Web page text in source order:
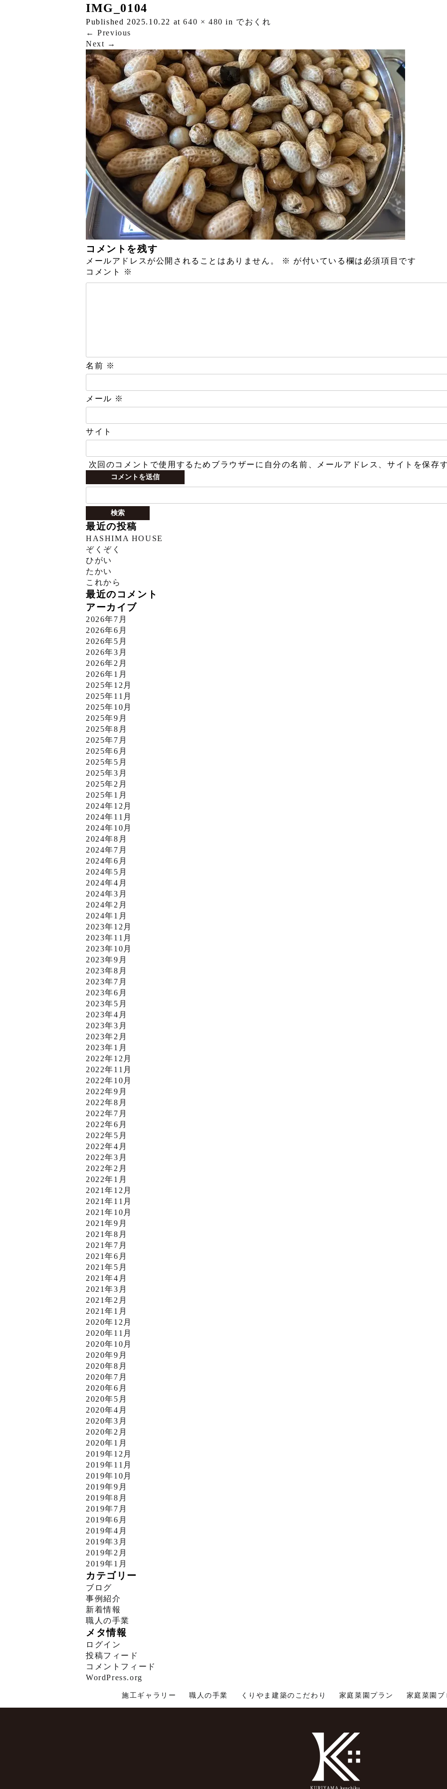
IMG_0104
Published 2025.10.22 at640 × 480 in でおくれ
← Previous
Next →
コメントを残す
メールアドレスが公開されることはありません。 ※ が付いている欄は必須項目です
コメント
※
名前 ※
メール ※
サイト
次回のコメントで使用するためブラウザーに自分の名前、メールアドレス、サイトを保存
検
最近の投稿
HASHIMA HOUSE
ぞくぞく
ひがい
たかい
これから
最近のコメント
アーカイブ
2026年7月
2026年6月
2026年5月
2026年3月
2026年2月
2026年1月
2025年12月
2025年11月
2025年10月
2025年9月
2025年8月
2025年7月
2025年6月
2025年5月
2025年3月
2025年2月
2025年1月
2024年12月
2024年11月
2024年10月
2024年8月
2024年7月
2024年6月
2024年5月
2024年4月
2024年3月
2024年2月
2024年1月
2023年12月
2023年11月
2023年10月
2023年9月
2023年8月
2023年7月
2023年6月
2023年5月
2023年4月
2023年3月
2023年2月
2023年1月
2022年12月
2022年11月
2022年10月
2022年9月
2022年8月
2022年7月
2022年6月
2022年5月
2022年4月
2022年3月
2022年2月
2022年1月
2021年12月
2021年11月
2021年10月
2021年9月
2021年8月
2021年7月
2021年6月
2021年5月
2021年4月
2021年3月
2021年2月
2021年1月
2020年12月
2020年11月
2020年10月
2020年9月
2020年8月
2020年7月
2020年6月
2020年5月
2020年4月
2020年3月
2020年2月
2020年1月
2019年12月
2019年11月
2019年10月
2019年9月
2019年8月
2019年7月
2019年6月
2019年4月
2019年3月
2019年2月
2019年1月
カテゴリー
ブログ
事例紹介
新着情報
職人の手業
メタ情報
ログイン
投稿フィード
コメントフィード
WordPress.org
施工ギャラリー 職人の手業 くりやま建築のこだわり 家庭菜園プラン 家庭菜園ブ